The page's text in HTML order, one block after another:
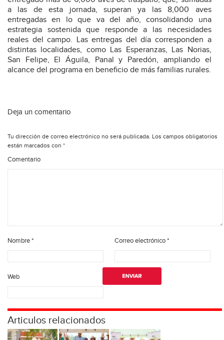
a las de esta jornada, superan ya las 8,000 aves
entregadas en lo que va del año, consolidando una
estrategia sostenida que responde a las necesidades
reales del campo. Las entregas del día corresponden a
distintas localidades, como Las Esperanzas, Las Norias,
San Felipe, El Águila, Panal y Paredón, ampliando el
alcance del programa en beneficio de más familias rurales.
Deja un comentario
Tu dirección de correo electrónico no será publicada. Los campos obligatorios
están marcados con *
Comentario
Nombre* Correo electrónico*
Web
Articulos relacionados